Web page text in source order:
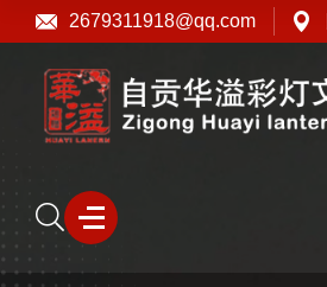
2679311918@qq.com